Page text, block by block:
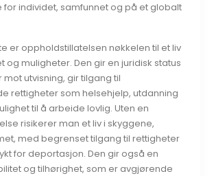
for individet, samfunnet og på et globalt
er oppholdstillatelsen nøkkelen til et liv
og muligheter. Den gir en juridisk status
utvisning, gir tilgang til
rettigheter som helsehjelp, utdanning
til å arbeide lovlig. Uten en
risikerer man et liv i skyggene,
med begrenset tilgang til rettigheter
for deportasjon. Den gir også en
og tilhørighet, som er avgjørende